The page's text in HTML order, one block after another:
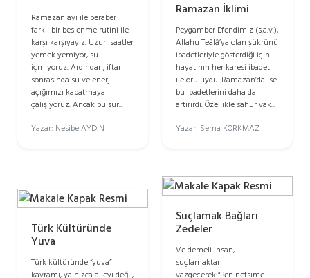
Ramazan ayı ile beraber
farklı bir beslenme rutini ile
karşı karşıyayız. Uzun saatler
yemek yemiyor, su
içmiyoruz. Ardından, iftar
sonrasında su ve enerji
açığımızı kapatmaya
çalışıyoruz. Ancak bu sür...
Yazar: Nesibe AYDIN
Ramazan İklimi
Peygamber Efendimiz (s.a.v.),
Allahu Teâlâ’ya olan şükrünü
ibadetleriyle gösterdiği için
hayatının her karesi ibadet
ile örülüydü. Ramazan’da ise
bu ibadetlerini daha da
artırırdı. Özellikle sahur vak...
Yazar: Sema KORKMAZ
Türk Kültüründe
Yuva
Türk kültüründe “yuva”
kavramı, yalnızca aileyi değil,
Suçlamak Bağları
Zedeler
Ve demeli insan,
suçlamaktan
vazgeçerek:“Ben nefsime